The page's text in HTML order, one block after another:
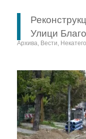
Улици
Архива Вести